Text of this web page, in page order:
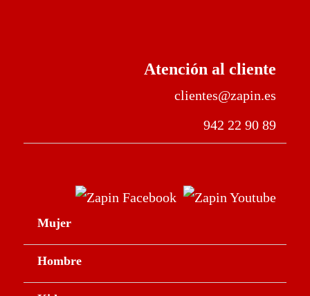
Atención al cliente
clientes@zapin.es
942 22 90 89
Mujer
Hombre